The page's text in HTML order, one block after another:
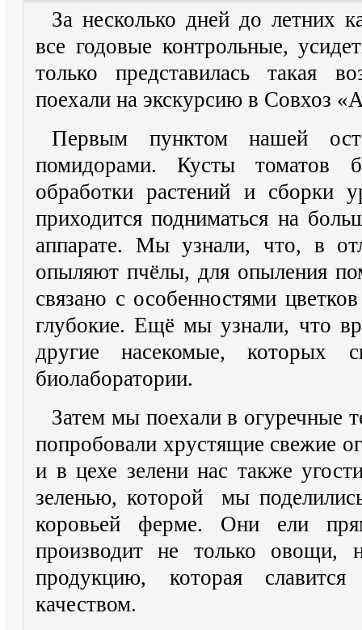
За несколько дней до летних
все годовые контрольные,
только представилась такая
поехали на экскурсию в Совхоз
Первым пунктом нашей
помидорами. Кусты томатов
обработки растений и сборки
приходится подниматься на
аппарате. Мы узнали, что, в
опыляют пчёлы, для опыления
связано с особенностями
глубокие. Ещё мы узнали, что
другие насекомые, которых
биолаборатории.
Затем мы поехали в огуречные
попробовали хрустящие свежие
и в цехе зелени нас также
зеленью, которой мы
коровьей ферме. Они ели
производит не только
продукцию, которая
качеством.